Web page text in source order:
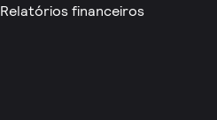
Relatórios financeiros